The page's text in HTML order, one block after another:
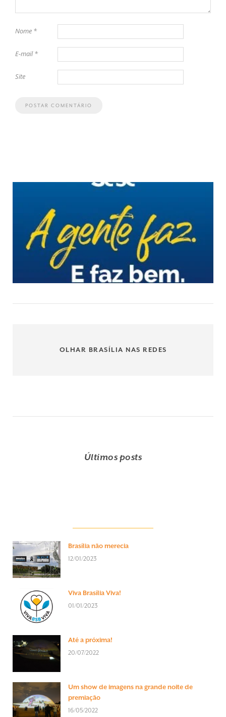
Nome *
E-mail*
Site
OLHAR BRASÍLIA NAS REDES
Últimos posts
Brasília não merecia
12/01/2023
Viva Brasília Viva!
01/01/2023
Até a próxima!
20/07/2022
Um show de imagens na grande noite de
premiação
16/05/2022